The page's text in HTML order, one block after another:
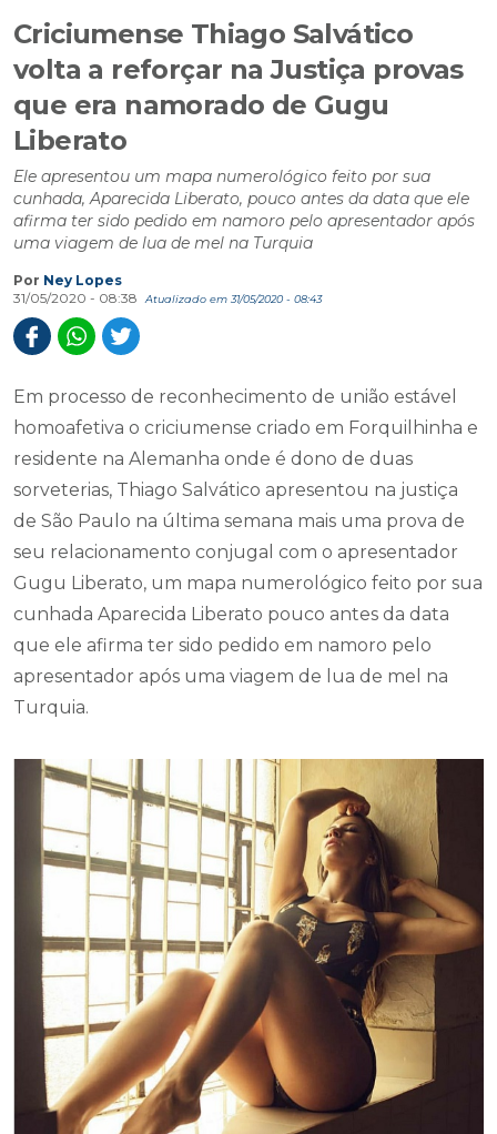
Criciumense Thiago Salvático
volta a reforçar na Justiça provas
que era namorado de Gugu
Liberato
Ele apresentou um mapa numerológico feito por sua
cunhada, Aparecida Liberato, pouco antes da data que ele
afirma ter sido pedido em namoro pelo apresentador após
uma viagem de lua de mel na Turquia
Por Ney Lopes
31/05/2020 - 08:38
Atualizado em 31/05/2020 - 08:43
Em processo de reconhecimento de união estável
homoafetiva o criciumense criado em Forquilhinha e
residente na Alemanha onde é dono de duas
sorveterias, Thiago Salvático apresentou na justiça
de São Paulo na última semana mais uma prova de
seu relacionamento conjugal com o apresentador
Gugu Liberato, um mapa numerológico feito por sua
cunhada Aparecida Liberato pouco antes da data
que ele afirma ter sido pedido em namoro pelo
apresentador após uma viagem de lua de mel na
Turquia.